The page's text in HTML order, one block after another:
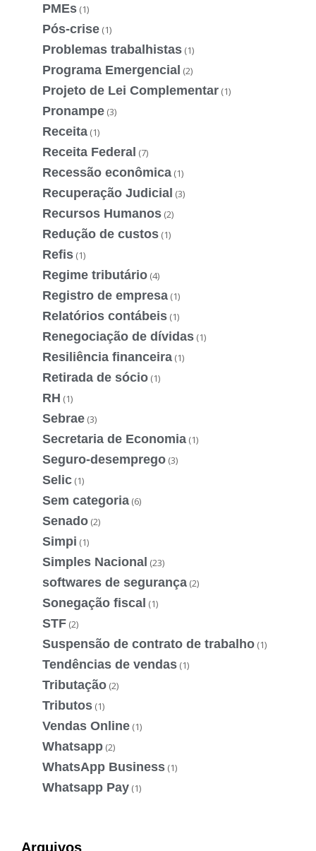
PMEs (1)
Pós-crise (1)
Problemas trabalhistas (1)
Programa Emergencial (2)
Projeto de Lei Complementar (1)
Pronampe (3)
Receita (1)
Receita Federal (7)
Recessão econômica (1)
Recuperação Judicial (3)
Recursos Humanos (2)
Redução de custos (1)
Refis (1)
Regime tributário (4)
Registro de empresa (1)
Relatórios contábeis (1)
Renegociação de dívidas (1)
Resiliência financeira (1)
Retirada de sócio (1)
RH (1)
Sebrae (3)
Secretaria de Economia (1)
Seguro-desemprego (3)
Selic (1)
Sem categoria (6)
Senado (2)
Simpi (1)
Simples Nacional (23)
softwares de segurança (2)
Sonegação fiscal (1)
STF (2)
Suspensão de contrato de trabalho (1)
Tendências de vendas (1)
Tributação (2)
Tributos (1)
Vendas Online (1)
Whatsapp (2)
WhatsApp Business (1)
Whatsapp Pay (1)
Arquivos